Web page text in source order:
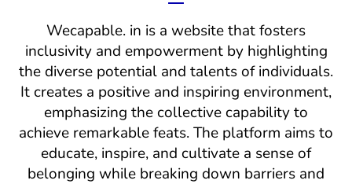
Wecapable. in is a website that fosters
inclusivity and empowerment by highlighting
the diverse potential and talents of individuals.
It creates a positive and inspiring environment,
emphasizing the collective capability to
achieve remarkable feats. The platform aims to
educate, inspire, and cultivate a sense of
belonging while breaking down barriers and